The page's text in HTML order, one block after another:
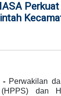
- Perwakilan
dan